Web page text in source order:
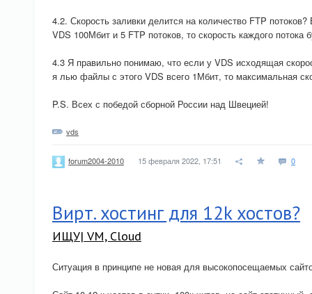
4.2. Скорость заливки делится на количество FTP
VDS 100Мбит и 5 FTP потоков, то скорость каждого потока
4.3 Я правильно понимаю, что если у VDS исходящая
я лью файлы с этого VDS всего 1Мбит, то максимальная
P.S. Всех с победой сборной России над Швецией!
vds
forum2004-2010 15 февраля 2022, 17:51 0
Вирт. хостинг для 12k хостов?
ИЩУ| VM, Cloud
Ситуация в принципе не новая для высокопосещаемых